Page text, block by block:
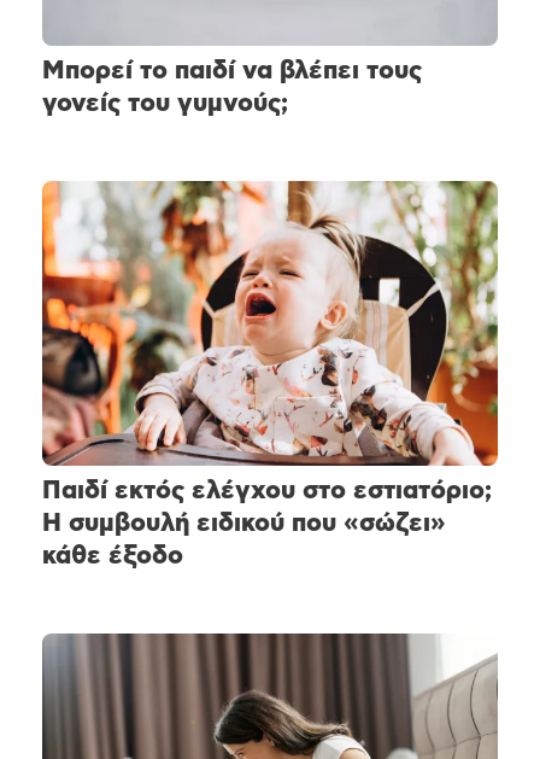
Μπορεί το παιδί να βλέπει τους
γονείς του γυμνούς;
Παιδί εκτός ελέγχου στο εστιατόριο;
Η συμβουλή ειδικού που «σώζει»
κάθε έξοδο